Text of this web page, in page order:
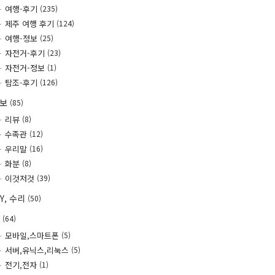
여행-후기 (235)
제주 여행 후기 (124)
여행-정보 (25)
자전거-후기 (23)
자전거-정보 (1)
탐조-후기 (126)
(85)
리뷰 (8)
수족관 (12)
우리말 (16)
화분 (8)
이것저것 (39)
수리 (50)
(64)
모바일,스마트폰 (5)
서버,유닉스,리눅스 (5)
전기,전자 (1)